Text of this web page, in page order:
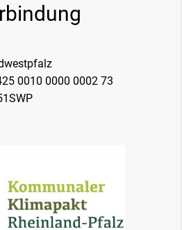
0010 0000 0002 73